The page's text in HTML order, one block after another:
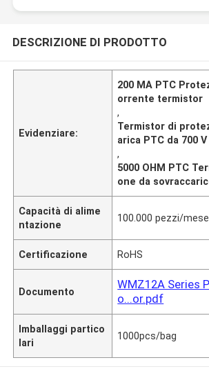
DESCRIZIONE DI PRODOTTO
Evidenziare:
200 MA PTC
orrente termistor
,
Termistor di
arica PTC da 700 V
,
5000 OHM PTC
one da
Capacità di alime
ntazione
100.000 pezzi/mese
Certificazione RoHS
Documento
WMZ12A Series
o...or.pdf
Imballaggi partico
lari
1000pcs/bag